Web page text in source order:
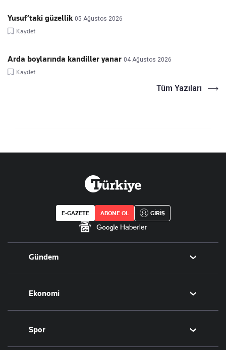
Yusuf’taki güzellik 05 Ağustos 2026
Kaydet
Arda boylarında kandiller yanar 04 Ağustos 2026
Kaydet
Tüm Yazıları
E-GAZETE ABONE OL GİRİŞ
Gündem
Politika
Eğitim
Ekonomi
Borsa
Altın
Spor